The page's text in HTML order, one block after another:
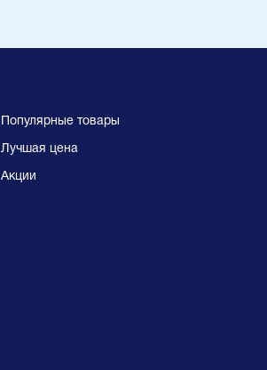
Популярные товары
Лучшая цена
Акции